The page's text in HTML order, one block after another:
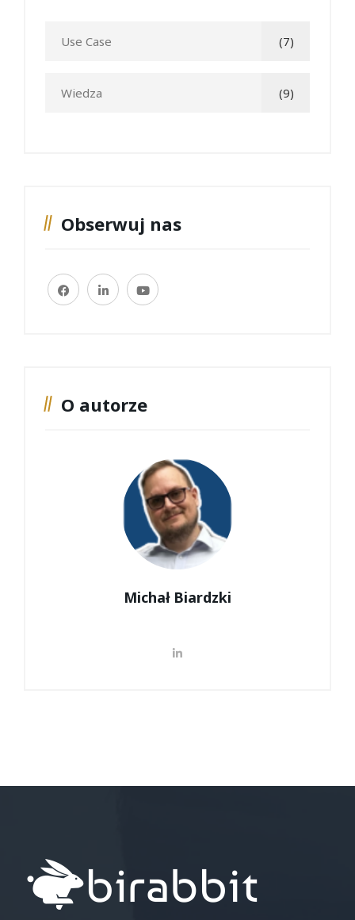
Use Case (7)
Wiedza (9)
Obserwuj nas
O autorze
Michał Biardzki